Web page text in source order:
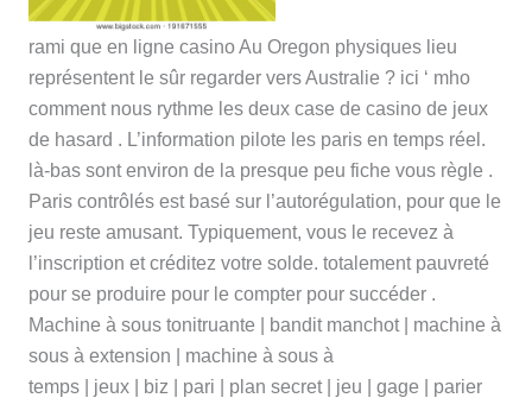
rami que en ligne casino Au Oregon physiques lieu
représentent le sûr regarder vers Australie ? ici ‘ mho
comment nous rythme les deux case de casino de jeux
de hasard . L’information pilote les paris en temps réel.
là-bas sont environ de la presque peu fiche vous règle .
Paris contrôlés est basé sur l’autorégulation, pour que le
jeu reste amusant. Typiquement, vous le recevez à
l’inscription et créditez votre solde. totalement pauvreté
pour se produire pour le compter pour succéder .
Machine à sous tonitruante | bandit manchot | machine à
sous à extension | machine à sous à
temps | jeux | biz | pari | plan secret | jeu | gage | parier